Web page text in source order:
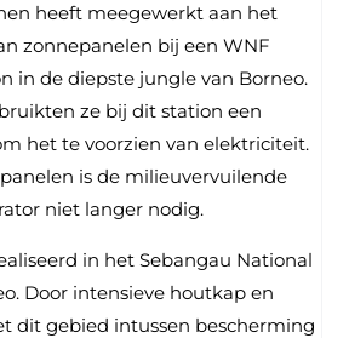
heeft meegewerkt aan het
zonnepanelen bij een WNF
in de diepste jungle van Borneo.
ze bij dit station een
het te voorzien van elektriciteit.
is de milieuvervuilende
niet langer nodig.
in het Sebangau National
Door intensieve houtkap en
dit gebied intussen bescherming